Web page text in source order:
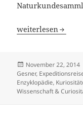
Meerwölfe und
weiterlesen
Veröffentlicht
am
November 22, 2014
Gesner,
Enzyklopädie,
Wissenschaft &